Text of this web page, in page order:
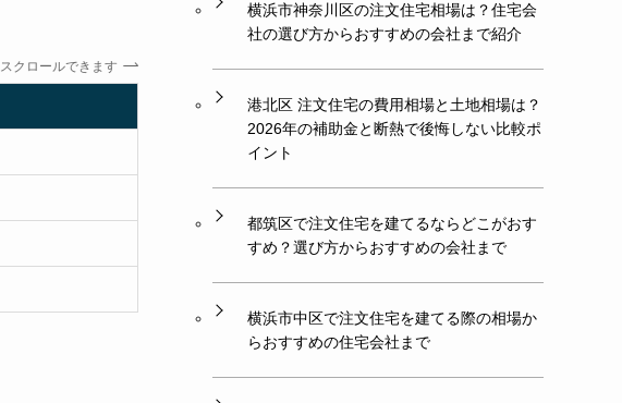
スクロールできます
横浜市神奈川区の注文住宅相場は？住宅会
社の選び方からおすすめの会社まで紹介
港北区 注文住宅の費用相場と土地相場は？
2026年の補助金と断熱で後悔しない比較ポ
イント
都筑区で注文住宅を建てるならどこがおす
すめ？選び方からおすすめの会社まで
横浜市中区で注文住宅を建てる際の相場か
らおすすめの住宅会社まで